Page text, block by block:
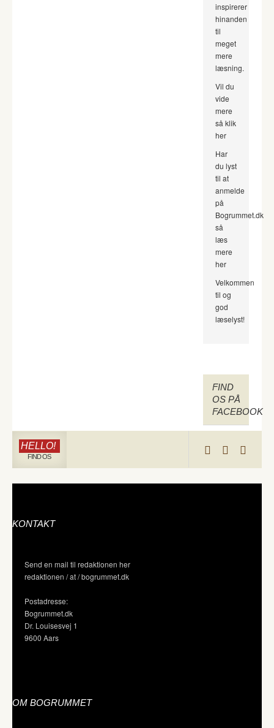
inspirerer
hinanden
til
meget
mere
læsning.
Vil du
vide
mere
så klik
her
Har
du lyst
til at
anmelde
på
Bogrummet.dk
så
læs
mere
her
Velkommen
til og
god
læselyst!
FIND
OS PÅ
FACEBOOK
HELLO!
FIND OS
KONTAKT
Send en mail til redaktionen her
redaktionen / at / bogrummet.dk
Postadresse:
Bogrummet.dk
Dr. Louisesvej 1
9600 Aars
OM BOGRUMMET